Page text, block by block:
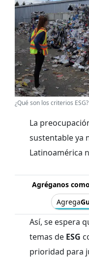
¿Qué son los criterios ESG?
La
sustentable ya
Latinoamérica
Agréganos
Agrega
Así, se espera
temas de ESG
prioridad para